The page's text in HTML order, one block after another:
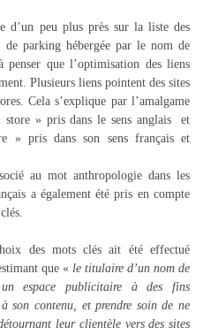
d’un peu plus près sur la liste des
parking hébergée par le nom de
penser que l’optimisation des liens
Plusieurs liens pointent des sites
Cela s’explique par l’amalgame
» pris dans le sens anglais et
» pris dans son sens français et
au mot anthropologie dans les
a également été pris en compte
des mots clés ait été effectué
que « le titulaire d’un nom de
espace publicitaire à des fins
contenu, et prendre soin de ne
leur clientèle vers des sites